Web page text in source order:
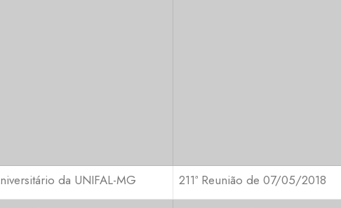
da UNIFAL-MG
211ª Reunião de 07/05/2018